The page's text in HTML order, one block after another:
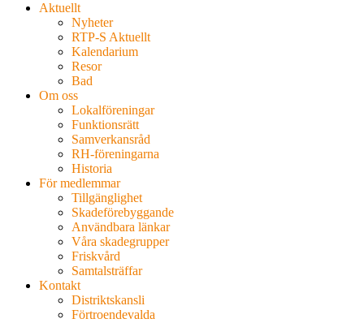
Aktuellt
Nyheter
RTP-S Aktuellt
Kalendarium
Resor
Bad
Om oss
Lokalföreningar
Funktionsrätt
Samverkansråd
RH-föreningarna
Historia
För medlemmar
Tillgänglighet
Skadeförebyggande
Användbara länkar
Våra skadegrupper
Friskvård
Samtalsträffar
Kontakt
Distriktskansli
Förtroendevalda